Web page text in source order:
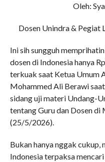
Oleh:
Dosen Unindra & Pegiat
Ini sih sungguh
dosen di Indonesia hanya
terkuak saat Ketua Umum
Mohammed Ali Berawi
sidang uji materi Undang-
tentang Guru dan Dosen di
(25/5/2026).
Bukan hanya nggak cukup,
Indonesia terpaksa